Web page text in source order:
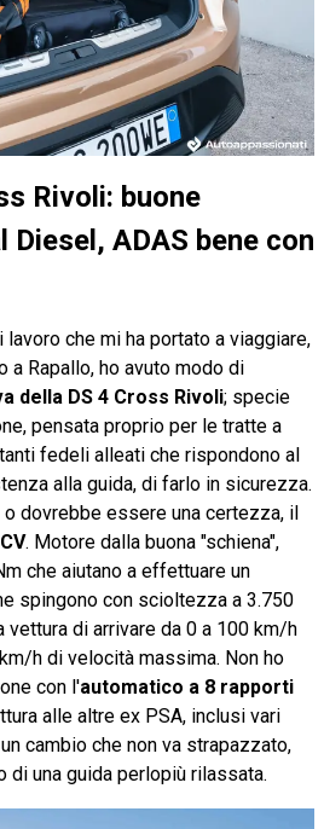
Rivoli: buone
ADAS bene con
che mi ha portato a viaggiare,
a Rapallo, ho avuto modo di
della DS 4 Cross Rivoli; specie
pensata proprio per le tratte a
fedeli alleati che rispondono al
alla guida, di farlo in sicurezza.
dovrebbe essere una certezza, il
. Motore dalla buona "schiena",
che aiutano a effettuare un
spingono con scioltezza a 3.750
di arrivare da 0 a 100 km/h
h di velocità massima. Non ho
con l'automatico a 8 rapporti
alle altre ex PSA, inclusi vari
cambio che non va strapazzato,
una guida perlopiù rilassata.